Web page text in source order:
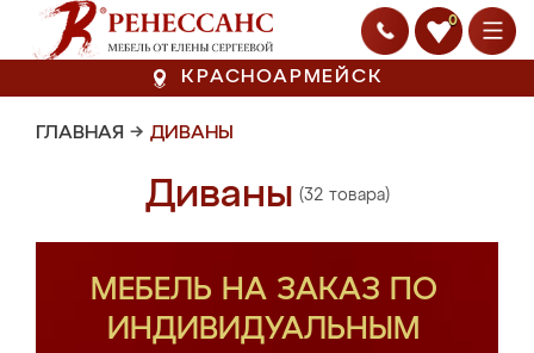
0
КРАСНОАРМЕЙСК
ГЛАВНАЯ → ДИВАНЫ
Диваны (32 товара)
МЕБЕЛЬ НА ЗАКАЗ ПО
ИНДИВИДУАЛЬНЫМ